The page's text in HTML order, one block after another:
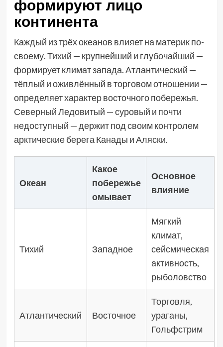
формируют лицо
континента
Каждый из трёх океанов влияет на материк по-
своему. Тихий — крупнейший и глубочайший —
формирует климат запада. Атлантический —
тёплый и оживлённый в торговом отношении —
определяет характер восточного побережья.
Северный Ледовитый — суровый и почти
недоступный — держит под своим контролем
арктические берега Канады и Аляски.
Океан
Какое
побережье
омывает
Основное
влияние
Тихий Западное
Мягкий
климат,
сейсмическая
активность,
рыболовство
Атлантический Восточное
Торговля,
ураганы,
Гольфстрим